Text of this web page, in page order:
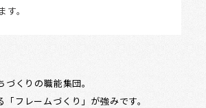
す。
づくりの職能集団。
「フレームづくり」が強みです。